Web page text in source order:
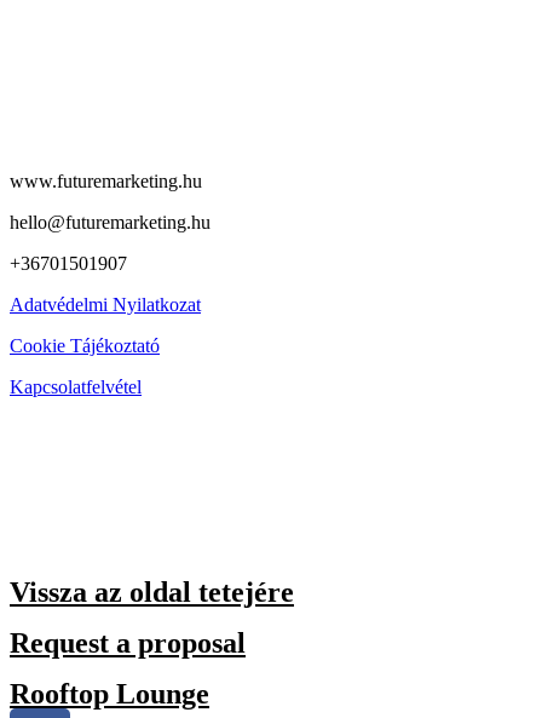
www.futuremarketing.hu
hello@futuremarketing.hu
+36701501907
Adatvédelmi Nyilatkozat
Cookie Tájékoztató
Kapcsolatfelvétel
Vissza az oldal tetejére
Request a proposal
Rooftop Lounge